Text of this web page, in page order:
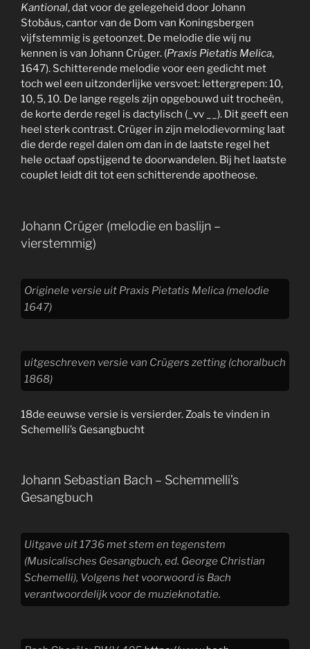
Kantional, dat voor de gelegeheid door Johann
Stobäus, cantor van de Dom van Koningsbergen
vijfstemmig is getoonzet. De melodie die wij nu
kennen is van Johann Crüger. (Praxis Pietatis Melica,
1647). Schitterende melodie voor een gedicht met
toch wel een uitzonderlijke versvoet: lettergrepen: 10,
10, 5, 10. De lange regels zijn opgebouwd uit trocheën,
de korte derde regel is dactylisch (_vv __). Dit geeft een
heel sterk contrast. Crüger in zijn melodievorming laat
die derde regel dalen om dan in de laatste regel het
hele octaaf opstijgend te doorwandelen. Bij het laatste
couplet leidt dit tot een schitterende apotheose.
Johann Crüger (melodie en baslijn –
vierstemmig)
Originele versie uit Praxis Pietatis Melica (melodie
1647)
uitgeschreven versie van Crügers zetting (choralbuch
1868)
18de eeuwse versie is versierder. Zoals te vinden in
Schemelli’s Gesangbucht
Johann Sebastian Bach – Schemmelli’s
Gesangbuch
Uitgave uit 1736 met stem en tegenstem
(Musicalisches Gesangbuch, ed. George Christian
Schemelli), Volgens het voorwoord is Bach
verantwoordelijk voor de muzieknotatie.